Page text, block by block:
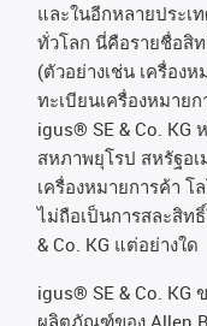
และในอีกหลายประเ
ทั่วโลก นี่คือรายชื่อสิ
(ตัวอย่างเช่น เครื่อง
ทะเบียนเครื่องหมาย
igus® SE & Co. KG
สหภาพยุโรป สหรัฐอเ
เครื่องหมายการค้า โ
ไม่ถือเป็นการสละสิ
& Co. KG แต่อย่างใด
igus® SE & Co. KG
ผลิตภัณฑ์ของ Allen